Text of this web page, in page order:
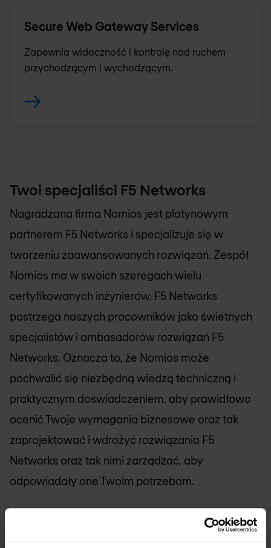
Secure Web Gateway Services
Zapewnia widoczność i kontrolę nad ruchem
przychodzącym i wychodzącym.
Twoi specjaliści F5 Networks
Nagradzana firma Nomios jest platynowym
partnerem F5 Networks i specjalizuje się w
tworzeniu zaawansowanych rozwiązań. Zespół
Nomios ma w swoich szeregach wielu
certyfikowanych inżynierów. F5 Networks
postrzega naszych pracowników jako świetnych
specjalistów i ambasadorów rozwiązań F5
Networks. Oznacza to, że Nomios może
pochwalić się niezbędną wiedzą techniczną i
praktycznym doświadczeniem, aby prawidłowo
ocenić Twoje wymagania biznesowe oraz tak
zaprojektować i wdrożyć rozwiązania F5
Networks oraz tak nimi zarządzać, aby
odpowiadały one Twoim potrzebom.